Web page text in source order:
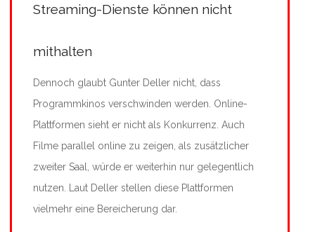
Streaming-Dienste können nicht
mithalten
Dennoch glaubt Gunter Deller nicht, dass
Programmkinos verschwinden werden. Online-
Plattformen sieht er nicht als Konkurrenz. Auch
Filme parallel online zu zeigen, als zusätzlicher
zweiter Saal, würde er weiterhin nur gelegentlich
nutzen. Laut Deller stellen diese Plattformen
vielmehr eine Bereicherung dar.